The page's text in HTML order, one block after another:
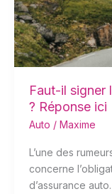
Faut-il signer
? Réponse ici
Auto / Maxime
L’une des
concerne
d’assurance
?
Réponse
ici